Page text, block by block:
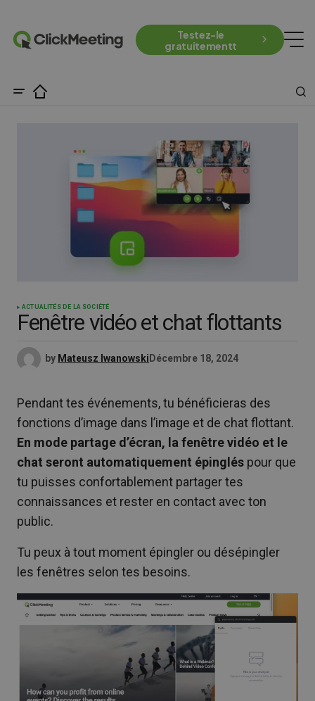
Testez-le
gratuitementt
ACTUALITÉS DE LA SOCIÉTÉ
Fenêtre vidéo et chat flottants
by Mateusz Iwanowski Décembre 18, 2024
Pendant tes événements, tu bénéficieras des
fonctions d’image dans l’image et de chat flottant.
En mode partage d’écran, la fenêtre vidéo et le
chat seront automatiquement épinglés pour que
tu puisses confortablement partager tes
connaissances et rester en contact avec ton
public.
Tu peux à tout moment épingler ou désépingler
les fenêtres selon tes besoins.